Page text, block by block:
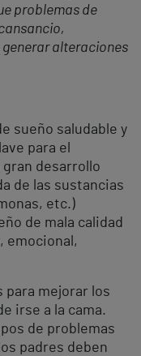
problemas de
generar alteraciones
sueño saludable y
para el
desarrollo
de las sustancias
etc.)
de mala calidad
emocional,
para mejorar los
irse a la cama.
de problemas
padres deben